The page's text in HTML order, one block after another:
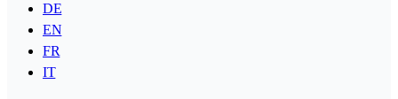
DE
EN
FR
IT